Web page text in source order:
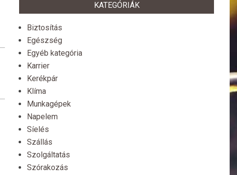
KATEGÓRIÁK
Biztosítás
Egészség
Egyéb kategória
Karrier
Kerékpár
Klíma
Munkagépek
Napelem
Síelés
Szállás
Szolgáltatás
Szórakozás